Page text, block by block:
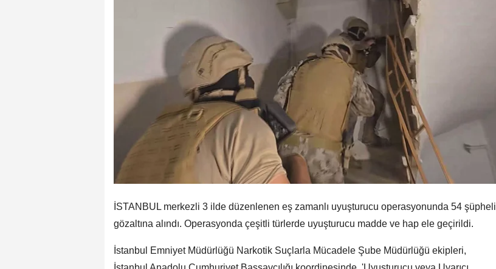
İSTANBUL merkezli 3 ilde düzenlenen eş zamanlı uyuşturucu operasyonunda 54 şüpheli
gözaltına alındı. Operasyonda çeşitli türlerde uyuşturucu madde ve hap ele geçirildi.
İstanbul Emniyet Müdürlüğü Narkotik Suçlarla Mücadele Şube Müdürlüğü ekipleri,